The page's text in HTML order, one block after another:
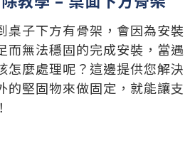
桌子下方有骨架，會因為安裝
而無法穩固的完成安裝，當遇
怎麼處理呢？這邊提供您解決
的堅固物來做固定，就能讓支